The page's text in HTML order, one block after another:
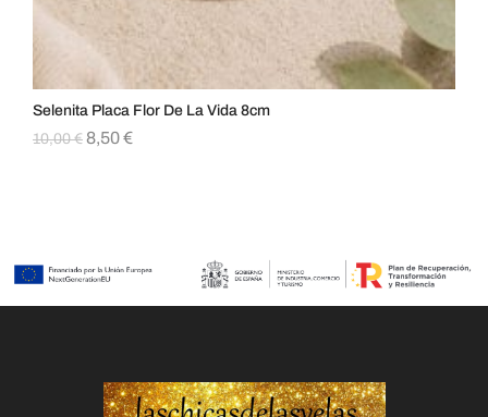
Selenita Placa Flor De La Vida 8cm
10,00€ 8,50€